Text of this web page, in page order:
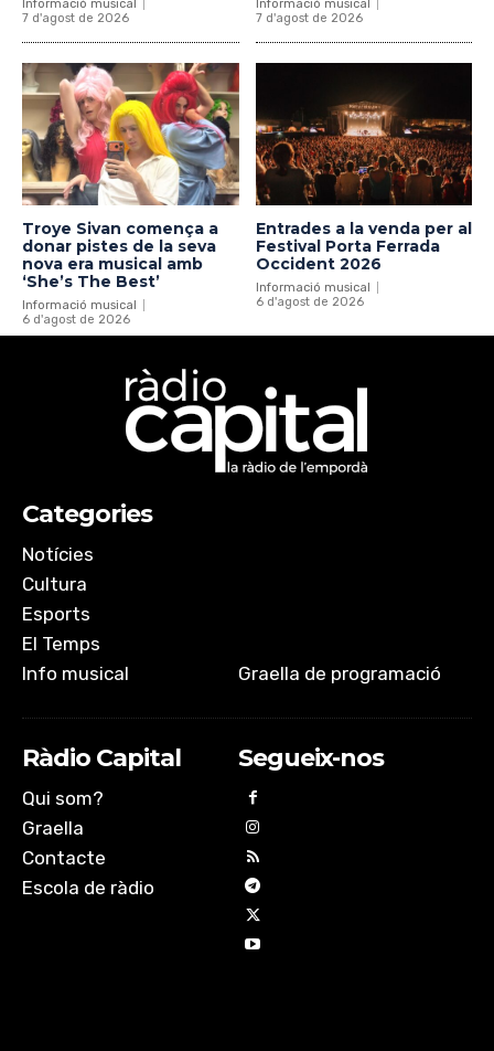
Informació musical
7 d'agost de 2026
Informació musical
7 d'agost de 2026
Troye Sivan comença a
donar pistes de la seva
nova era musical amb
‘She’s The Best’
Informació musical
6 d'agost de 2026
Entrades a la venda per al
Festival Porta Ferrada
Occident 2026
Informació musical
6 d'agost de 2026
Categories
Notícies
Cultura
Esports
El Temps
Info musical
Graella de programació
Ràdio Capital
Qui som?
Graella
Contacte
Escola de ràdio
Segueix-nos